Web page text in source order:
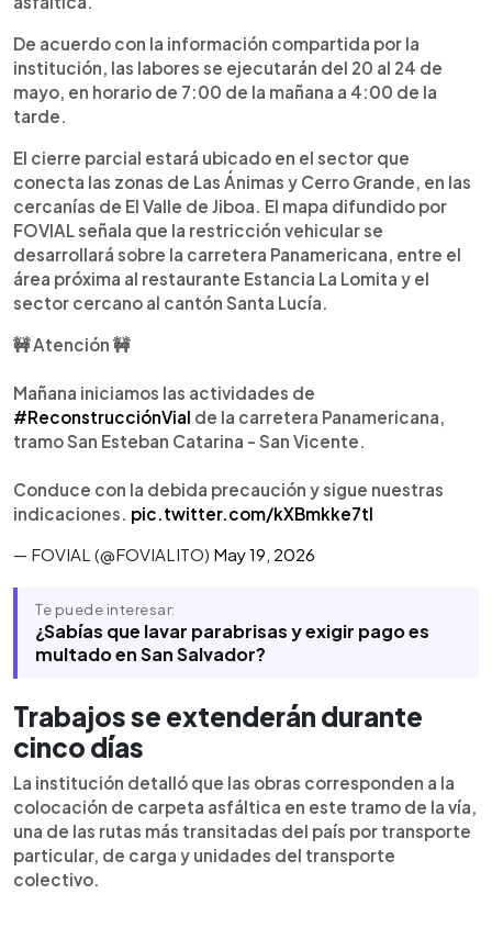
7:00 de la mañana a 4:00 de la tarde. El cierre
parcial estará ubicado entre los sectores de Las
Ánimas y Cerro Grande, cerca de El Valle de Jiboa.
Las autoridades pidieron a los conductores
manejar con precaución y atender las indicaciones
De acuerdo con la información compartida por la
institución, las labores se ejecutarán del 20 al 24 de
mayo, en horario de 7:00 de la mañana a 4:00 de la
tarde.
El cierre parcial estará ubicado en el sector que
conecta las zonas de Las Ánimas y Cerro Grande, en las
cercanías de El Valle de Jiboa. El mapa difundido por
FOVIAL señala que la restricción vehicular se
desarrollará sobre la carretera Panamericana, entre el
área próxima al restaurante Estancia La Lomita y el
sector cercano al cantón Santa Lucía.
🚧 Atención 🚧
Mañana iniciamos las actividades de
#ReconstrucciónVial de la carretera Panamericana,
tramo San Esteban Catarina - San Vicente.
Conduce con la debida precaución y sigue nuestras
indicaciones. pic.twitter.com/kXBmkke7tI
— FOVIAL (@FOVIALITO) May 19, 2026
Te puede interesar:
¿Sabías que lavar parabrisas y exigir pago es
multado en San Salvador?
Trabajos se extenderán durante
cinco días
La institución detalló que las obras corresponden a la
colocación de carpeta asfáltica en este tramo de la vía,
una de las rutas más transitadas del país por transporte
particular, de carga y unidades del transporte
colectivo.